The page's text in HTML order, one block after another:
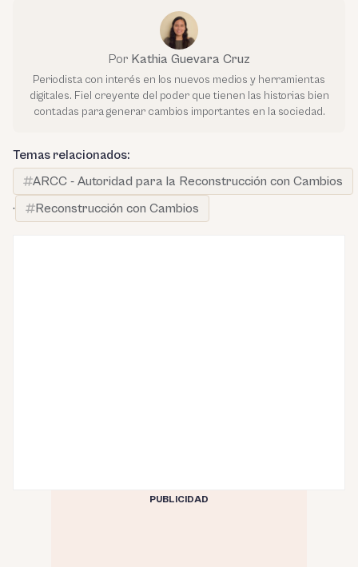
Por Kathia Guevara Cruz
Periodista con interés en los nuevos medios y herramientas
digitales. Fiel creyente del poder que tienen las historias bien
contadas para generar cambios importantes en la sociedad.
Temas relacionados:
ARCC - Autoridad para la Reconstrucción con Cambios
·
Reconstrucción con Cambios
PUBLICIDAD